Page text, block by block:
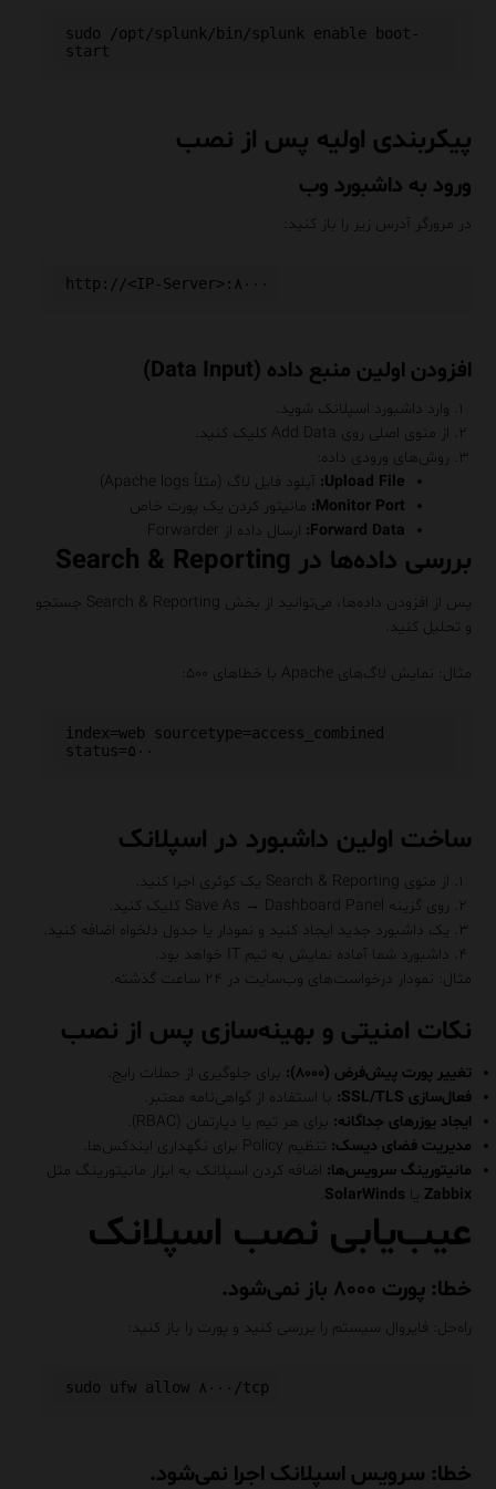
sudo /opt/splunk/bin/splunk enable boot-
پیکربندی اولیه پس از نصب
ورود به داشبورد وب
در مرورگر آدرس زیر را باز کنید:
افزودن اولین منبع داده (Data Input)
وارد داشبورد اسپلانک شوید.
از منوی اصلی روی Add Data کلیک کنید.
روش‌های ورودی داده:
Upload File: آپلود فایل لاگ (مثلاً Apache logs)
Monitor Port: مانیتور کردن یک پورت خاص
Forward Data: ارسال داده از Forwarder
بررسی داده‌ها در Search & Reporting
پس از افزودن داده‌ها، می‌توانید از بخش Search & Reporting جستجو
و تحلیل کنید.
مثال: نمایش لاگ‌های Apache با خطاهای ۵۰۰:
index=web sourcetype=access_combined
ساخت اولین داشبورد در اسپلانک
از منوی Search & Reporting یک کوئری اجرا کنید.
روی گزینه Save As → Dashboard Panel کلیک کنید.
یک داشبورد جدید ایجاد کنید و نمودار یا جدول دلخواه اضافه کنید.
داشبورد شما آماده نمایش به تیم IT خواهد بود.
مثال: نمودار درخواست‌های وب‌سایت در ۲۴ ساعت گذشته.
نکات امنیتی و بهینه‌سازی پس از نصب
تغییر پورت پیش‌فرض (۸۰۰۰):
برای جلوگیری از حملات رایج.
فعال‌سازی SSL/TLS:
با استفاده از گواهی‌نامه معتبر.
ایجاد یوزرهای جداگانه: برای هر تیم یا دپارتمان (RBAC).
مدیریت فضای دیسک: تنظیم Policy برای نگهداری ایندکس‌ها.
مانیتورینگ سرویس‌ها: اضافه کردن اسپلانک به ابزار مانیتورینگ مثل
Zabbix یا SolarWinds
عیب‌یابی نصب اسپلانک
خطا: پورت ۸۰۰۰ باز نمی‌شود.
راه‌حل: فایروال سیستم را بررسی کنید و پورت را باز کنید:
خطا: سرویس اسپلانک اجرا نمی‌شود.